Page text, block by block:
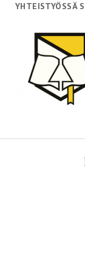
YHTEISTYÖSSÄ